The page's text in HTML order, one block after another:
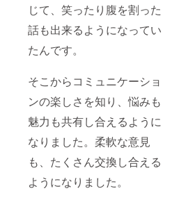
じて、笑ったり腹を割った
話も出来るようになってい
たんです。
そこからコミュニケーショ
ンの楽しさを知り、悩みも
魅力も共有し合えるように
なりました。柔軟な意見
も、たくさん交換し合える
ようになりました。